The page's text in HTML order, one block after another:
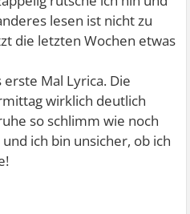
lesen ist nicht zu
die letzten Wochen etwas
Mal Lyrica. Die
wirklich deutlich
so schlimm wie noch
ich bin unsicher, ob ich